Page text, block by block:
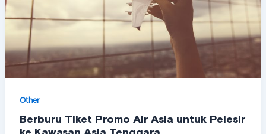
Other
Berburu Tiket Promo Air Asia untuk Pelesir